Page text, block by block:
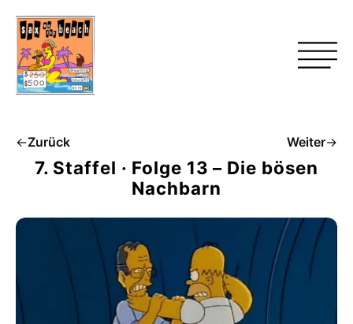
←Zurück Weiter→
7. Staffel · Folge 13 – Die bösen
Nachbarn